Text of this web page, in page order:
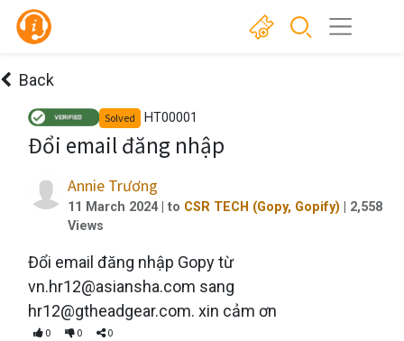
Back
Solved HT00001
Đổi email đăng nhập
Annie Trương
11 March 2024| to CSR TECH (Gopy, Gopify)
2,558
Views
Đổi email đăng nhập Gopy từ
vn.hr12@asiansha.com sang
hr12@gtheadgear.com. xin cảm ơn
0 0 0